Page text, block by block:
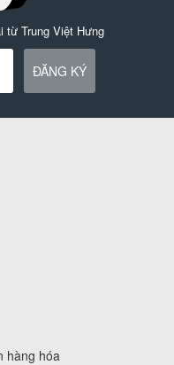
từ Trung Việt Hưng
ĐĂNG KÝ
hàng hóa